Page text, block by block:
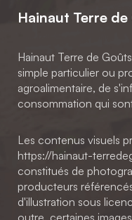
Hainaut Terre
Hainaut Terre de
simple particulier ou
agroalimentaire, de
consommation qui
Les contenus visuels
https://hainaut-
constitués de
producteurs
d'illustration sous